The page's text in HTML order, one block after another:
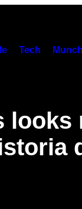
Tech
looks